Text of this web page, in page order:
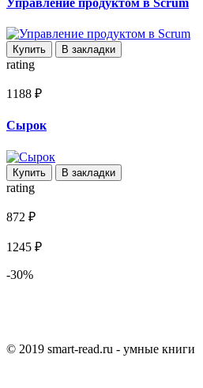
Купить В закладки
rating
1188 ₽
Сырок
Купить В закладки
rating
872 ₽
1245 ₽
-30%
© 2019 smart-read.ru - умные книги